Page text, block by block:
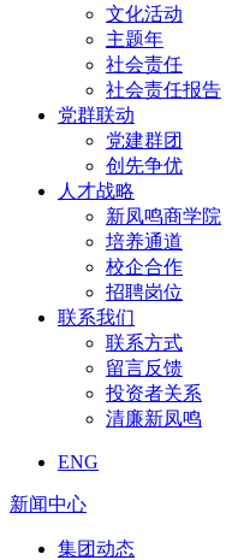
文化活动
主题年
社会责任
社会责任报告
党群联动
党建群团
创先争优
人才战略
新凤鸣商学院
培养通道
校企合作
招聘岗位
联系我们
联系方式
留言反馈
投资者关系
清廉新凤鸣
ENG
新闻中心
集团动态